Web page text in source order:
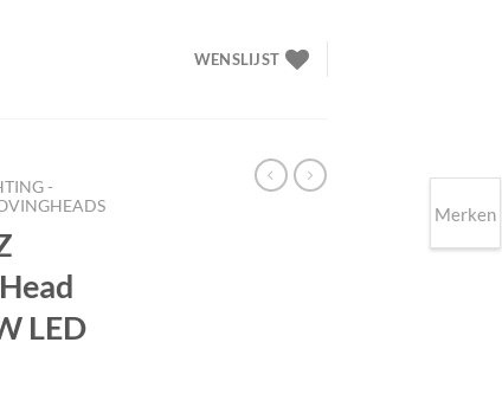
WENSLIJST
-
LED
Merken